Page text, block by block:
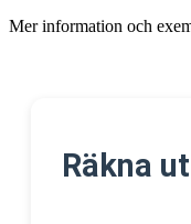
Mer information och
Räkna